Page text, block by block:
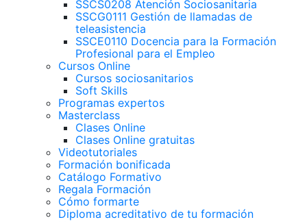
SSCS0208 Atención Sociosanitaria
SSCG0111 Gestión de llamadas de
teleasistencia
SSCE0110 Docencia para la Formación
Profesional para el Empleo
Cursos Online
Cursos sociosanitarios
Soft Skills
Programas expertos
Masterclass
Clases Online
Clases Online gratuitas
Videotutoriales
Formación bonificada
Catálogo Formativo
Regala Formación
Cómo formarte
Diploma acreditativo de tu formación